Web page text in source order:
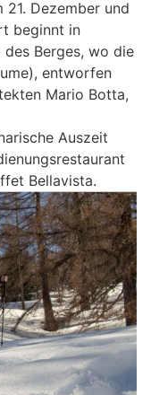
Dezember und
beginnt in
Berges, wo die
entworfen
Mario Botta,
Auszeit
Bellavista.​​​​​​​